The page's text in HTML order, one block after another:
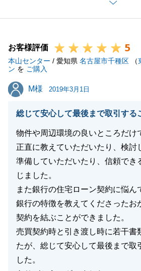
損傷部分に関しましては、今後は
に写真にて記録を残し、事前のご
お忙しいところ、貴重なご意見を
いました。
今後ともどうぞ宜しくお願い申し
閉じる
お客様評価 5
本山センター / 愛知県 名古屋市千種区 （
ン を ご購入
M様
M様 2019年3月1日
総じて安心して最後まで取引する
物件や周辺環境の良いところだけ
正直に教えていただいたり、検討
準備していただいたり、信頼でき
じました。
また銀行の住宅ローン契約に悩ん
銀行の特徴を教えてくださったお
契約を結ぶことができました。
売買契約時と引き渡し時に若干書
たが、総じて安心して最後まで取
した。